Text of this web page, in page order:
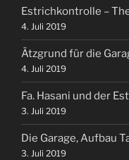
Estrichkontrolle –
4. Juli 2019
Ätzgrund für die
4. Juli 2019
Fa. Hasani und der
3. Juli 2019
Die Garage, Aufbau
3. Juli 2019